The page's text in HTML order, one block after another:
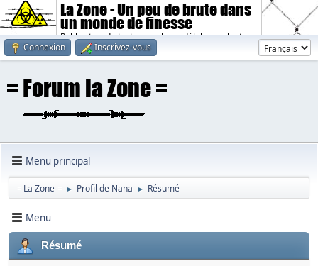
La Zone - Un peu de brute dans
un monde de finesse
Publication de textes sombres, débiles, violents.
Connexion
Inscrivez-vous
Menu principal
= La Zone = ► Profil de Nana ► Résumé
Menu
Résumé